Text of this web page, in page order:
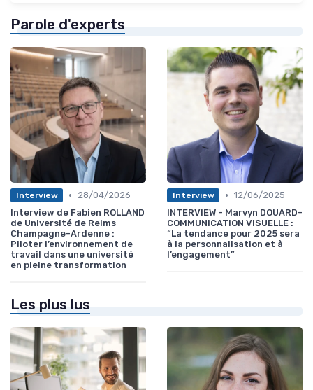
Parole d'experts
Interview •
28/04/2026
Interview de Fabien ROLLAND
de Université de Reims
Champagne-Ardenne :
Piloter l’environnement de
travail dans une université
en pleine transformation
Interview • 12/06/2025
INTERVIEW - Marvyn DOUARD-
COMMUNICATION VISUELLE :
“La tendance pour 2025 sera
à la personnalisation et à
l’engagement”
Les plus lus